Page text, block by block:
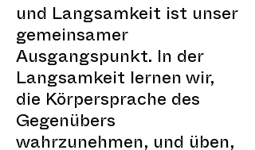
und Langsamkeit ist unser
gemeinsamer
Ausgangspunkt. In der
Langsamkeit lernen wir,
die Körpersprache des
Gegenübers
wahrzunehmen, und üben,